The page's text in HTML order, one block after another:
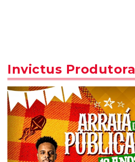
Invictus Produtora